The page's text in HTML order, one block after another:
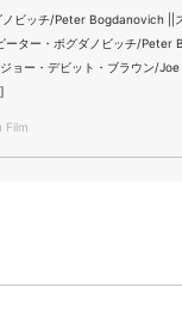
ノビッチ/Peter Bogdanovich ||
ーター・ボグダノビッチ/Peter
ョー・デビット・ブラウン/
Film